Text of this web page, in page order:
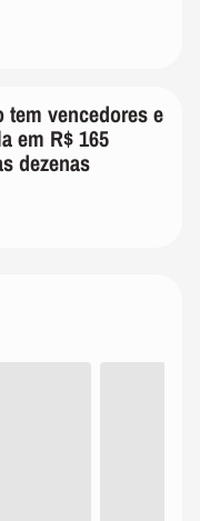
tem vencedores e
em R$ 165
dezenas